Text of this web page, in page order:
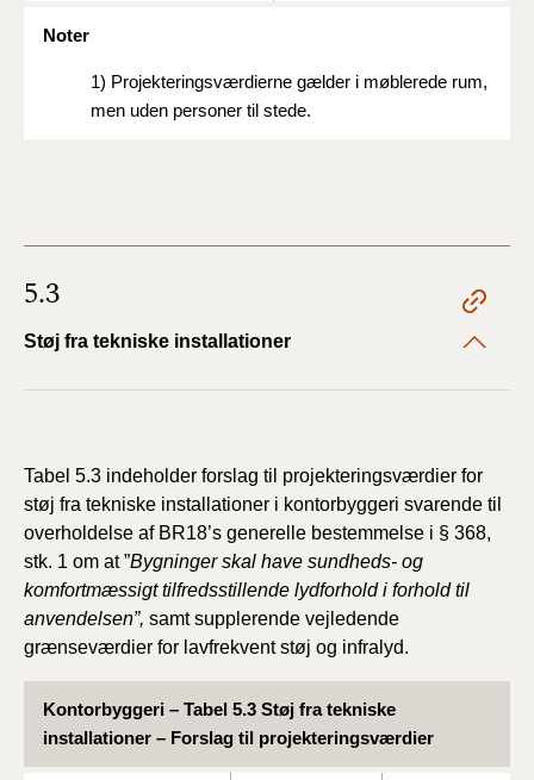
Noter
1) Projekteringsværdierne gælder i møblerede rum,
men uden personer til stede.
5.3
Støj fra tekniske installationer
Tabel 5.3 indeholder forslag til projekteringsværdier for
støj fra tekniske installationer i kontorbyggeri svarende til
overholdelse af BR18’s generelle bestemmelse i § 368,
stk. 1 om at ”Bygninger skal have sundheds- og
komfortmæssigt tilfredsstillende lydforhold i forhold til
anvendelsen”, samt supplerende vejledende
grænseværdier for lavfrekvent støj og infralyd.
Kontorbyggeri – Tabel 5.3 Støj fra tekniske
installationer – Forslag til projekteringsværdier